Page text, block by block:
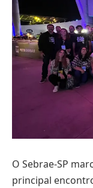
O Sebrae-SP
principal